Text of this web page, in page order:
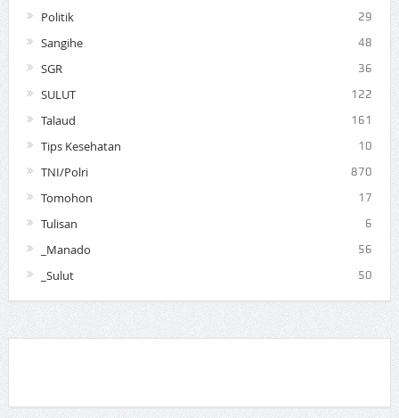
Politik 29
Sangihe 48
SGR 36
SULUT 122
Talaud 161
Tips Kesehatan 10
TNI/Polri 870
Tomohon 17
Tulisan 6
_Manado 56
_Sulut 50